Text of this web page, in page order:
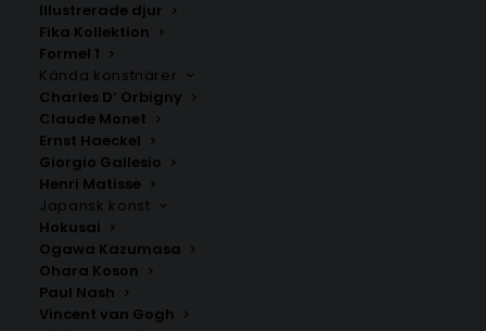
Illustrerade djur
Fika Kollektion
Formel 1
Kända konstnärer
Charles D’ Orbigny
Claude Monet
Ernst Haeckel
Giorgio Gallesio
Henri Matisse
Japansk konst
Hokusai
Ogawa Kazumasa
Ohara Koson
Paul Nash
Vincent van Gogh
Vårholma
Fr. 200.00